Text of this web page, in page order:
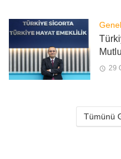
Genel
29
Tümünü